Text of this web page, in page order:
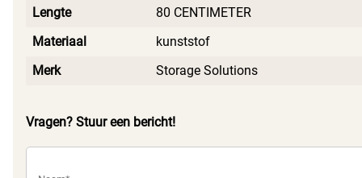
Lengte
80 CENTIMETER
Materiaal
kunststof
Merk
Storage Solutions
Vragen? Stuur een bericht!